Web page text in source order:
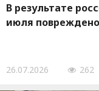
В результате
июля
26.07.2026 262